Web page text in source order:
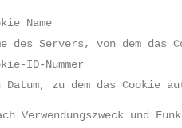
Name
des Servers, von dem das
ID-Nummer
Datum, zu dem das Cookie
Verwendungszweck und